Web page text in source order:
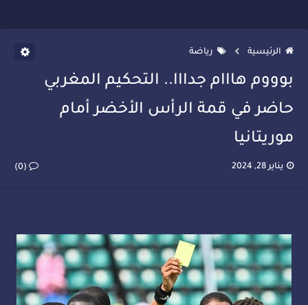
الرئيسية رياضة
بوووم هااام جدااا.. التحكيم المغربي
حاضر في قمة الرأس الأخضر أمام
موريتانيا
يناير 28, 2024 (0)